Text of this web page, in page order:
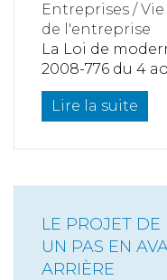
Entreprises /
de l'entreprise
La Loi de
2008-776 du 4
Lire la suite
LE PROJET DE
UN PAS EN
ARRIÈRE